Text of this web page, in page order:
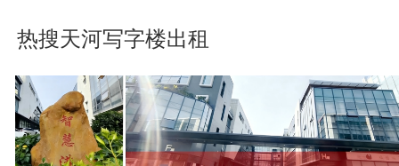
热搜天河写字楼出租